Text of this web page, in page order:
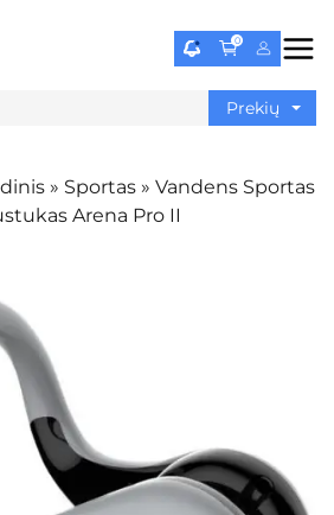
0
» Sportas » Vandens Sportas
Arena Pro II